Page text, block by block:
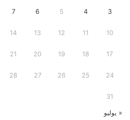
3
4
5
6
7
10
11
12
13
14
17
18
19
20
21
24
25
26
27
28
31
« يوليو